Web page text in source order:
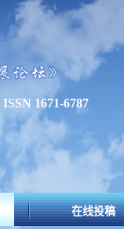
1671-6787
在线投稿